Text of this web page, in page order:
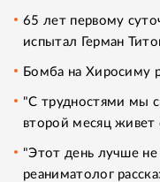
65 лет первому
испытал Герман
Бомба на Хиросиму
"С трудностями мы
второй месяц живет
"Этот день лучше не
реаниматолог